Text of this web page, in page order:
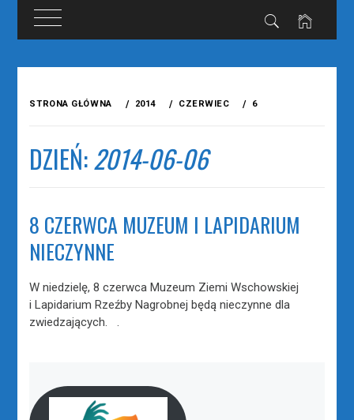
STRONA GŁÓWNA 2014 CZERWIEC 6
DZIEŃ:2014-06-06
8 CZERWCA MUZEUM I LAPIDARIUM
NIECZYNNE
W niedzielę, 8 czerwca Muzeum Ziemi Wschowskiej
i Lapidarium Rzeźby Nagrobnej będą nieczynne dla
zwiedzających. .